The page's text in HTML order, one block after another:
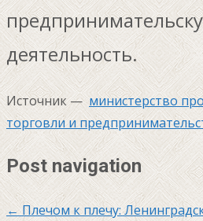
деятельность.
Источник —министерство
торговли и
Post navigation
←Плечом к плечу: